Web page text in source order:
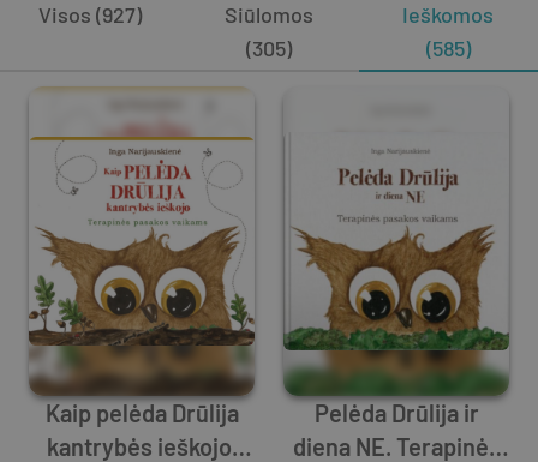
Visos (927)
Siūlomos
(305)
Ieškomos
(585)
Kaip pelėda Drūlija
kantrybės ieškojo.
Pelėda Drūlija ir
diena NE. Terapinės